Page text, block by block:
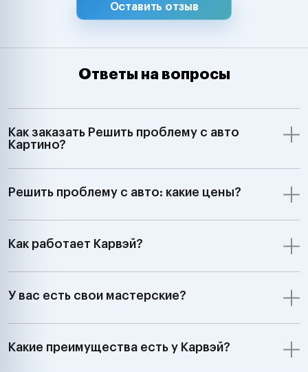
Оставить отзыв
Ответы на вопросы
Как заказать Решить проблему с авто
Картино?
Решить проблему с авто: какие цены?
Как работает Карвэй?
У вас есть свои мастерские?
Какие преимущества есть у Карвэй?